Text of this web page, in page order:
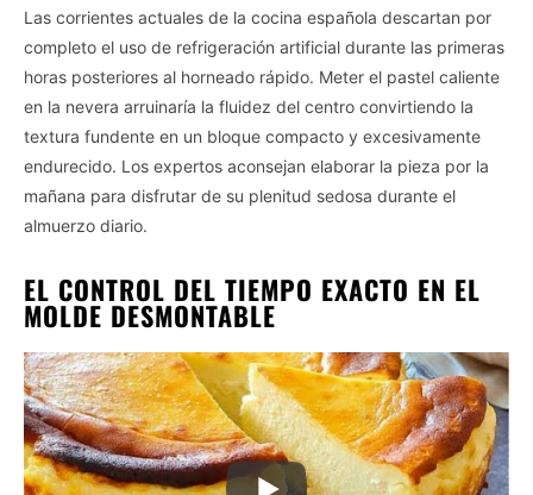
Las corrientes actuales de la cocina española descartan por
completo el uso de refrigeración artificial durante las primeras
horas posteriores al horneado rápido. Meter el pastel caliente
en la nevera arruinaría la fluidez del centro convirtiendo la
textura fundente en un bloque compacto y excesivamente
endurecido. Los expertos aconsejan elaborar la pieza por la
mañana para disfrutar de su plenitud sedosa durante el
almuerzo diario.
EL CONTROL DEL TIEMPO EXACTO EN EL
MOLDE DESMONTABLE